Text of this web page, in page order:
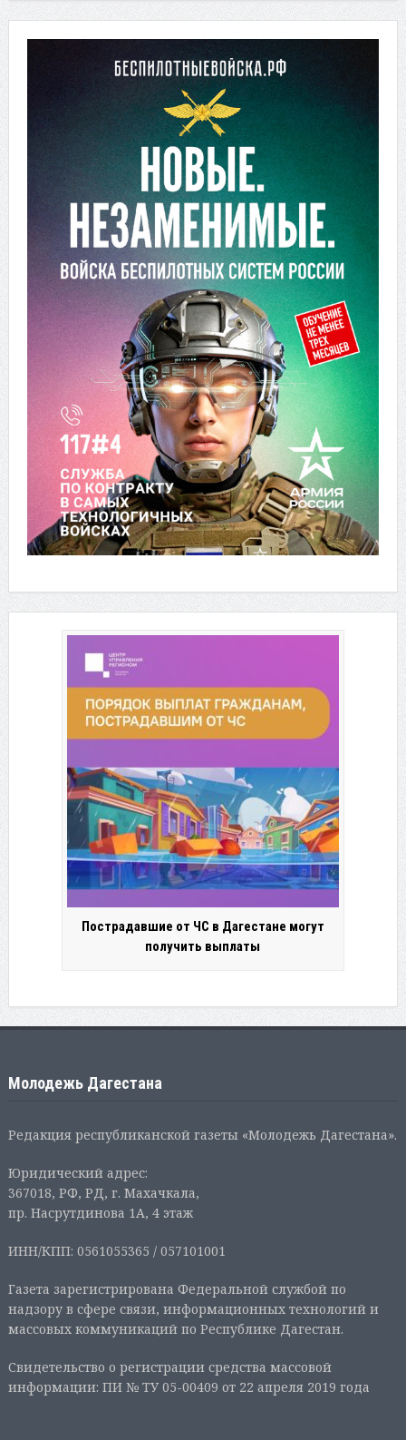
Пострадавшие от ЧС в Дагестане могут
получить выплаты
Молодежь Дагестана
Редакция республиканской газеты «Молодежь Дагестана».
Юридический адрес:
367018, РФ, РД, г. Махачкала,
пр. Насрутдинова 1А, 4 этаж
ИНН/КПП: 0561055365 / 057101001
Газета зарегистрирована Федеральной службой по
надзору в сфере связи, информационных технологий и
массовых коммуникаций по Республике Дагестан.
Свидетельство о регистрации средства массовой
информации: ПИ № ТУ 05-00409 от 22 апреля 2019 года